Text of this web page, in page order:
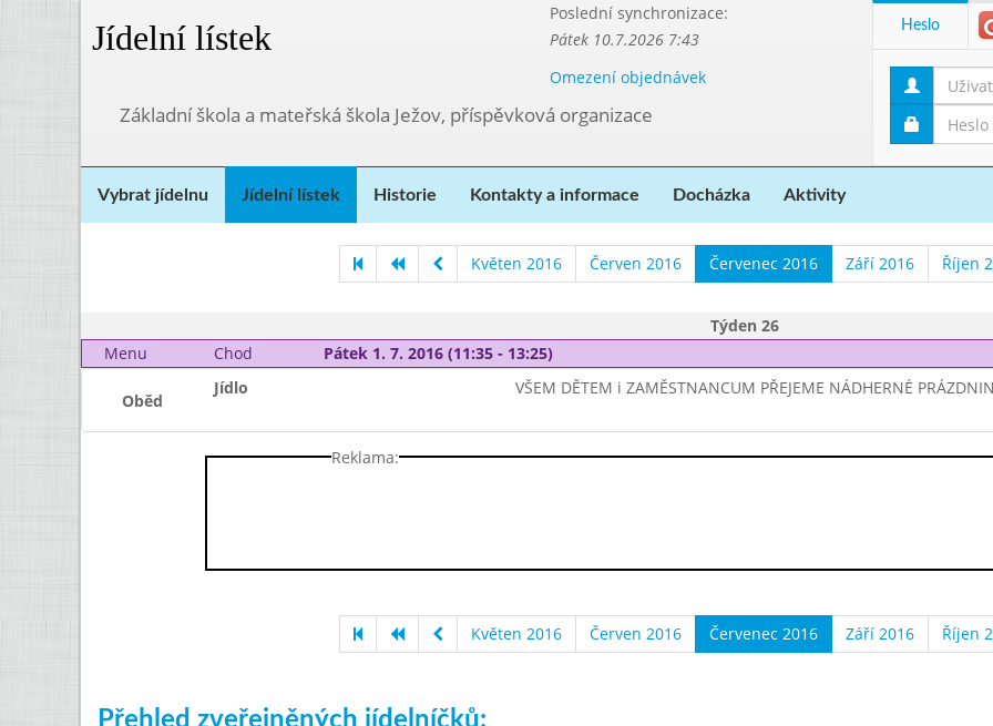
Jídelní lístek
Poslední synchronizace:
Pátek 10.7.2026 7:43
Omezení objednávek
Základní škola a mateřská škola Ježov, příspěvková organizace
Heslo
Vybrat jídelnu Jídelní lístek Historie Kontakty a informace Docházka Aktivity
Květen 2016 Červen 2016 Červenec 2016 Září 2016 Říjen
Týden 26
Menu
Chod Pátek 1. 7. 2016 (11:35 - 13:25)
Oběd
Jídlo VŠEM DĚTEM i ZAMĚSTNANCUM PŘEJEME NÁDHERNÉ
Reklama:
Květen 2016 Červen 2016 Červenec 2016 Září 2016 Říjen
Přehled zveřejněných jídelníčků: